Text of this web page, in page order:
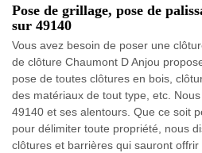
Pose de grillage, pose de
sur 49140
Vous avez besoin de poser une
de clôture Chaumont D Anjou
pose de toutes clôtures en bois,
des matériaux de tout type, etc.
49140 et ses alentours. Que ce soit
pour délimiter toute propriété, nous
clôtures et barrières qui sauront offrir